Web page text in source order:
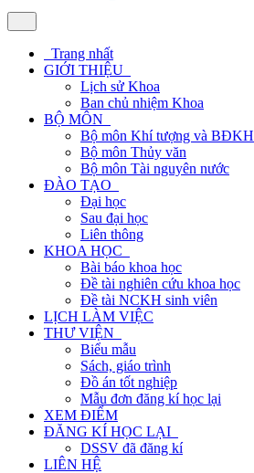
Trang nhất
GIỚI THIỆU
Lịch sử Khoa
Ban chủ nhiệm Khoa
BỘ MÔN
Bộ môn Khí tượng và BĐKH
Bộ môn Thủy văn
Bộ môn Tài nguyên nước
ĐÀO TẠO
Đại học
Sau đại học
Liên thông
KHOA HỌC
Bài báo khoa học
Đề tài nghiên cứu khoa học
Đề tài NCKH sinh viên
LỊCH LÀM VIỆC
THƯ VIỆN
Biểu mẫu
Sách, giáo trình
Đồ án tốt nghiệp
Mẫu đơn đăng kí học lại
XEM ĐIỂM
ĐĂNG KÍ HỌC LẠI
DSSV đã đăng kí
LIÊN HỆ